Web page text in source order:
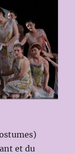
et du